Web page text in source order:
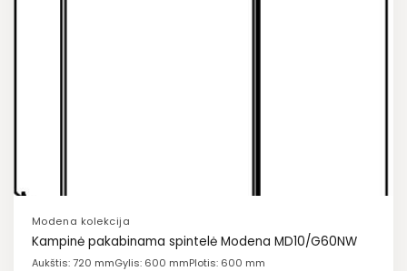
Modena kolekcija
Kampinė pakabinama spintelė Modena MD10/G60NW
Aukštis: 720 mmGylis: 600 mmPlotis: 600 mm